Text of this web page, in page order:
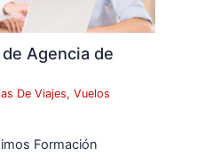
Agencia de
De Viajes,Vuelos
Formación